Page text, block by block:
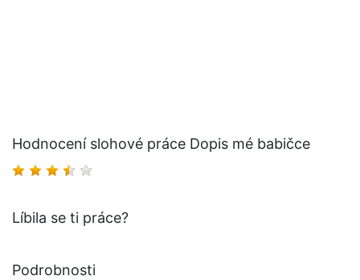
Hodnocení slohové práce Dopis mé babičce
Líbila se ti práce?
Podrobnosti